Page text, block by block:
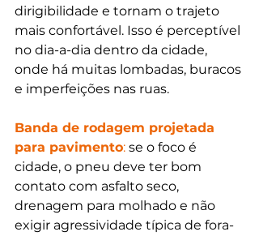
dirigibilidade e tornam o trajeto
mais confortável. Isso é perceptível
no dia-a-dia dentro da cidade,
onde há muitas lombadas, buracos
e imperfeições nas ruas.
Banda de rodagem projetada
para pavimento: se o foco é
cidade, o pneu deve ter bom
contato com asfalto seco,
drenagem para molhado e não
exigir agressividade típica de fora-